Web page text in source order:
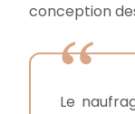
conception
Le